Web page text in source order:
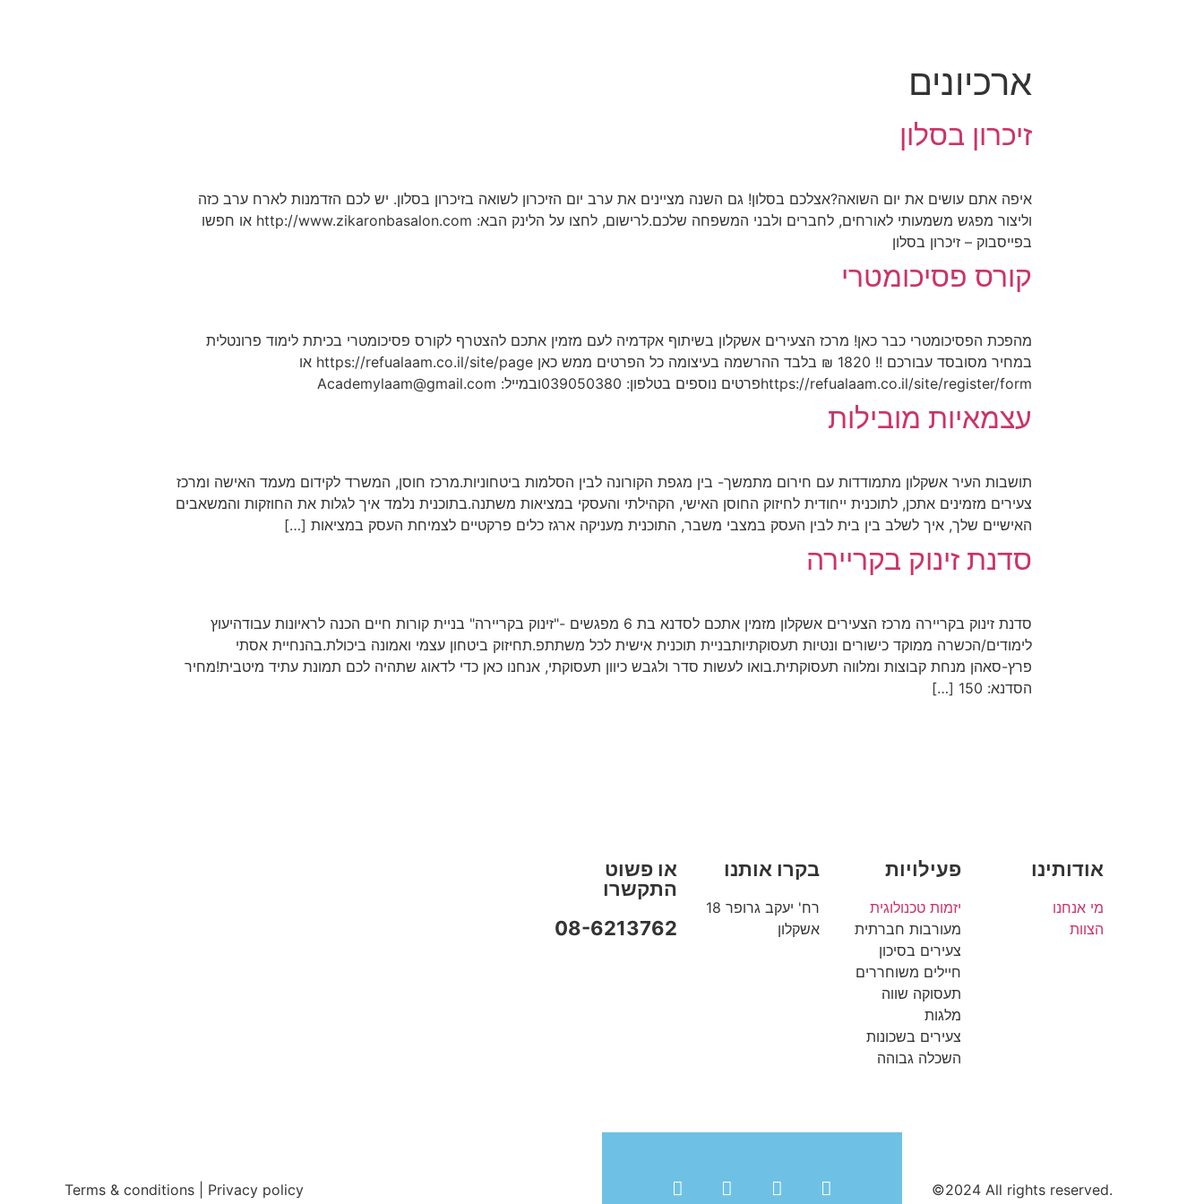
ארכיונים
זיכרון בסלון
איפה אתם עושים את יום השואה?אצלכם בסלון! גם השנה מציינים את ערב יום הזיכרון לשואה בזיכרון בסלון. יש לכם הזדמנות לארח ערב כזה
וליצור מפגש משמעותי לאורחים, לחברים ולבני המשפחה שלכם.לרישום, לחצו על הלינק הבא: http://www.zikaronbasalon.com או חפשו
בפייסבוק – זיכרון בסלון
קורס פסיכומטרי
מהפכת הפסיכומטרי כבר כאן! מרכז הצעירים אשקלון בשיתוף אקדמיה לעם מזמין אתכם להצטרף לקורס פסיכומטרי בכיתת לימוד פרונטלית
במחיר מסובסד עבורכם !! 1820 ₪ בלבד ההרשמה בעיצומה כל הפרטים ממש כאן https://refualaam.co.il/site/page או
https://refualaam.co.il/site/register/formפרטים נוספים בטלפון: 039050380ובמייל: Academylaam@gmail.com
עצמאיות מובילות
תושבות העיר אשקלון מתמודדות עם חירום מתמשך- בין מגפת הקורונה לבין הסלמות ביטחוניות.מרכז חוסן, המשרד לקידום מעמד האישה ומרכז
צעירים מזמינים אתכן, לתוכנית ייחודית לחיזוק החוסן האישי, הקהילתי והעסקי במציאות משתנה.בתוכנית נלמד איך לגלות את החוזקות והמשאבים
האישיים שלך, איך לשלב בין בית לבין העסק במצבי משבר, התוכנית מעניקה ארגז כלים פרקטיים לצמיחת העסק במציאות […]
סדנת זינוק בקריירה
סדנת זינוק בקריירה מרכז הצעירים אשקלון מזמין אתכם לסדנא בת 6 מפגשים -"זינוק בקריירה" בניית קורות חיים הכנה לראיונות עבודהיעוץ
לימודים/הכשרה ממוקד כישורים ונטיות תעסוקתיותבניית תוכנית אישית לכל משתתפ.תחיזוק ביטחון עצמי ואמונה ביכולת.בהנחיית אסתי
פרץ-סאהן מנחת קבוצות ומלווה תעסוקתית.בואו לעשות סדר ולגבש כיוון תעסוקתי, אנחנו כאן כדי לדאוג שתהיה לכם תמונת עתיד מיטבית!מחיר
הסדנא: 150 […]
אודותינו
מי אנחנו
הצוות
פעילויות
יזמות טכנולוגית
מעורבות חברתית
צעירים בסיכון
חיילים משוחררים
תעסוקה שווה
מלגות
צעירים בשכונות
השכלה גבוהה
בקרו אותנו
רח' יעקב גרופר 18
אשקלון
או פשוט
התקשרו
08-6213762
©2024 All rights reserved.
Terms & conditions | Privacy policy